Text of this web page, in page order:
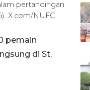
pertandingan
X.com/NUFC
pemain
di St.